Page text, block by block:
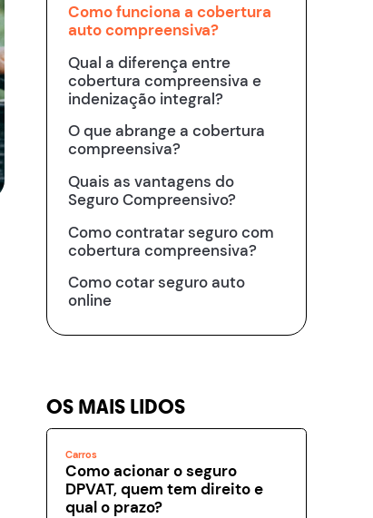
Como funciona a cobertura
auto compreensiva?
Qual a diferença entre
cobertura compreensiva e
indenização integral?
O que abrange a cobertura
compreensiva?
Quais as vantagens do
Seguro Compreensivo?
Como contratar seguro com
cobertura compreensiva?
Como cotar seguro auto
online
OS MAIS LIDOS
Carros
Como acionar o seguro
DPVAT, quem tem direito e
qual o prazo?